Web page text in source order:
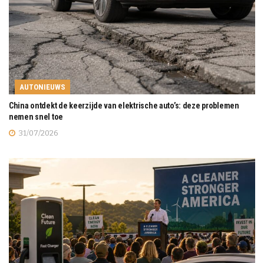
AUTONIEUWS
China ontdekt de keerzijde van elektrische auto’s: deze problemen
nemen snel toe
31/07/2026